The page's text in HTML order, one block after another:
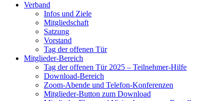
Verband
Infos und Ziele
Mitgliedschaft
Satzung
Vorstand
Tag der offenen Tür
Mitglieder-Bereich
Tag der offenen Tür 2025 – Teilnehmer-Hilfe
Download-Bereich
Zoom-Abende und Telefon-Konferenzen
Mitglieder-Button zum Download